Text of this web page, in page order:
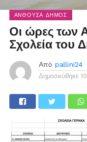
ΑΝΘΟΎΣΑ ΔΉΜΟΣ
Οι ώρες των
Σχολεία του
Από pallini24
Δημοσιεύθηκε